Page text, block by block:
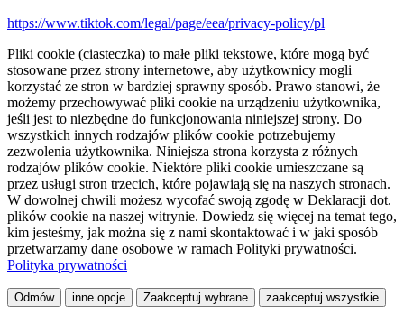
https://www.tiktok.com/legal/page/eea/privacy-policy/pl
Pliki cookie (ciasteczka) to małe pliki tekstowe, które mogą być
stosowane przez strony internetowe, aby użytkownicy mogli
korzystać ze stron w bardziej sprawny sposób. Prawo stanowi, że
możemy przechowywać pliki cookie na urządzeniu użytkownika,
jeśli jest to niezbędne do funkcjonowania niniejszej strony. Do
wszystkich innych rodzajów plików cookie potrzebujemy
zezwolenia użytkownika. Niniejsza strona korzysta z różnych
rodzajów plików cookie. Niektóre pliki cookie umieszczane są
przez usługi stron trzecich, które pojawiają się na naszych stronach.
W dowolnej chwili możesz wycofać swoją zgodę w Deklaracji dot.
plików cookie na naszej witrynie. Dowiedz się więcej na temat tego,
kim jesteśmy, jak można się z nami skontaktować i w jaki sposób
przetwarzamy dane osobowe w ramach Polityki prywatności.
Polityka prywatności
Odmów inne opcje Zaakceptuj wybrane zaakceptuj wszystkie